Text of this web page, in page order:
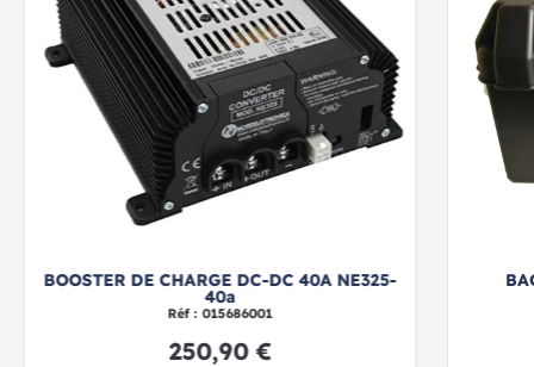
BOOSTER DE CHARGE DC-DC 40A NE325-
40a
Réf : 015686001
250,90 €